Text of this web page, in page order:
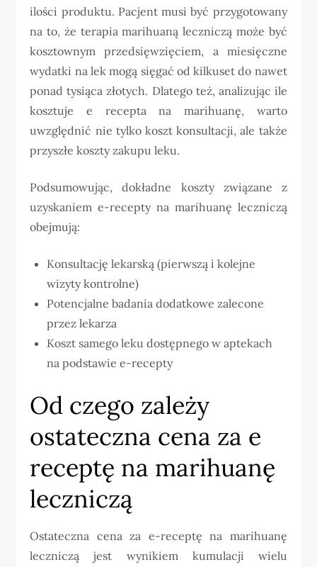
ilości produktu. Pacjent musi być przygotowany
na to, że terapia marihuaną leczniczą może być
kosztownym przedsięwzięciem, a miesięczne
wydatki na lek mogą sięgać od kilkuset do nawet
ponad tysiąca złotych. Dlatego też, analizując ile
kosztuje e recepta na marihuanę, warto
uwzględnić nie tylko koszt konsultacji, ale także
przyszłe koszty zakupu leku.
Podsumowując, dokładne koszty związane z
uzyskaniem e-recepty na marihuanę leczniczą
obejmują:
Konsultację lekarską (pierwszą i kolejne
wizyty kontrolne)
Potencjalne badania dodatkowe zalecone
przez lekarza
Koszt samego leku dostępnego w aptekach
na podstawie e-recepty
Od czego zależy
ostateczna cena za e
receptę na marihuanę
leczniczą
Ostateczna cena za e-receptę na marihuanę
leczniczą jest wynikiem kumulacji wielu